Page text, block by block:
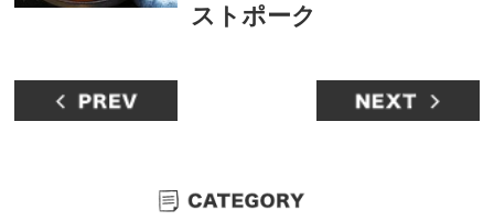
ストポーク